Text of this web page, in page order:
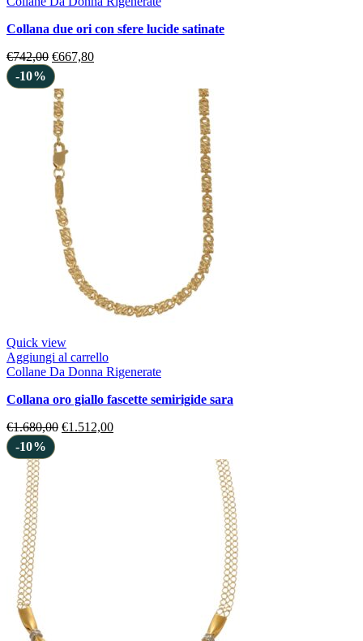
collana due ori con sfere lucide satinate
€742,00 €667,80
-10%
Quick view
Aggiungi al carrello
Collane Da Donna Rigenerate
collana oro giallo fascette semirigide sara
€1.680,00 €1.512,00
-10%